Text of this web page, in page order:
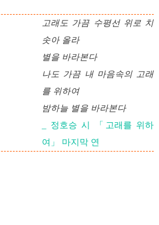
고래도 가끔 수평선 위로 치
솟아 올라
별을 바라본다
나도 가끔 내 마음속의 고래
를 위하여
밤하늘 별을 바라본다
_ 정호승 시 「고래를 위하
여」 마지막 연